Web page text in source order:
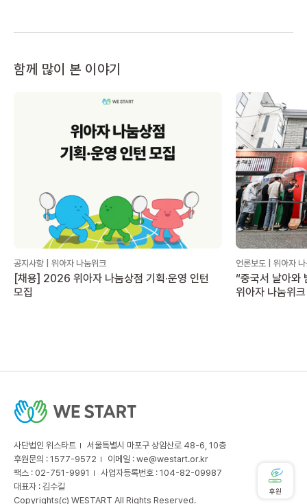
함께 많이 본 이야기
공지사항 | 위아자 나눔위크
[채용] 2026 위아자 나눔상점 기획·운영 인턴
모집
언론보도 | 위아자
“중국서 날아와
위아자 나눔위
사단법인 위스타트
서울특별시 마포구 상암산로 48-6, 10층
후원문의 : 1577-9572
이메일 : we@westart.or.kr
팩스 : 02-751-9991
사업자등록번호 : 104-82-09987
대표자 : 김수길
Copyrights(c) WESTART All Rights Reserved.
후원